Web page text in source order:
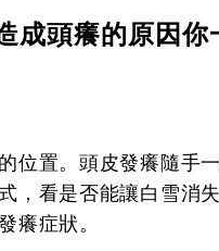
成頭癢的原因你
位置。頭皮發癢隨手
，看是否能讓白雪消
癢症狀。